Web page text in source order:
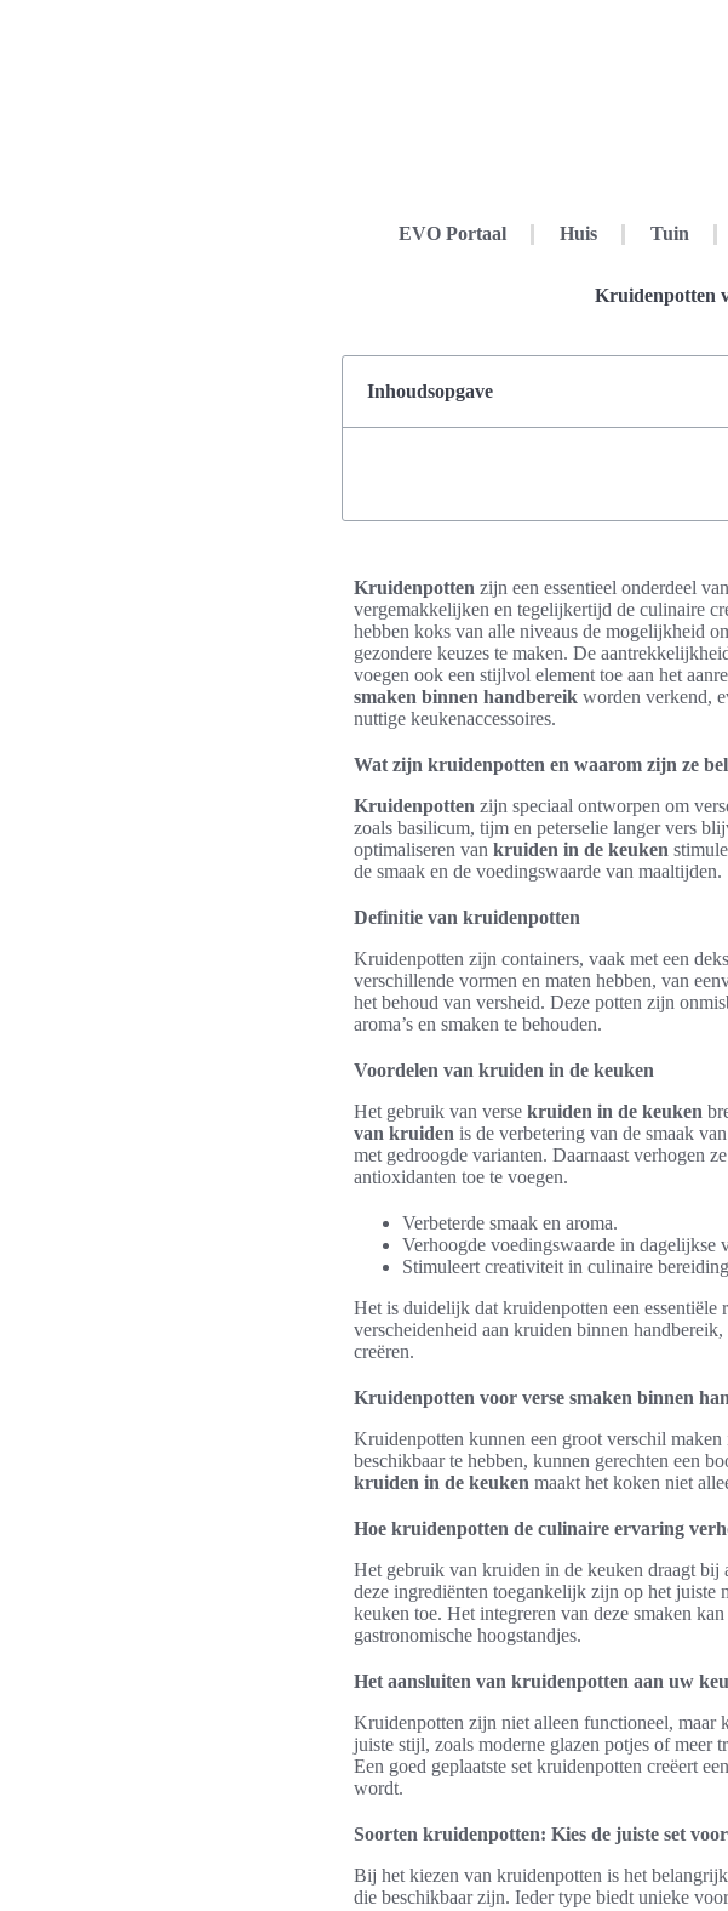
EVO Portaal Huis Tuin
Kruidenpotten
Inhoudsopgave
Kruidenpotten zijn een essentieel onderdeel
vergemakkelijken en tegelijkertijd de culinaire
hebben koks van alle niveaus de mogelijkheid
gezondere keuzes te maken. De
voegen ook een stijlvol element toe aan het
smaken binnen handbereik worden verkend,
nuttige keukenaccessoires.
Wat zijn kruidenpotten en waarom zijn ze
Kruidenpotten zijn speciaal ontworpen om
zoals basilicum, tijm en peterselie langer vers
optimaliseren van kruiden in de keuken
de smaak en de voedingswaarde van maaltijden.
Definitie van kruidenpotten
Kruidenpotten zijn containers, vaak met een
verschillende vormen en maten hebben, van
het behoud van versheid. Deze potten zijn
aroma’s en smaken te behouden.
Voordelen van kruiden in de keuken
Het gebruik van verse kruiden in de keuken
van kruiden is de verbetering van de smaak
met gedroogde varianten. Daarnaast verhogen
antioxidanten toe te voegen.
Verbeterde smaak en aroma.
Verhoogde voedingswaarde in dagelijkse
Stimuleert creativiteit in culinaire
Het is duidelijk dat kruidenpotten een
verscheidenheid aan kruiden binnen
creëren.
Kruidenpotten voor verse smaken binnen
Kruidenpotten kunnen een groot verschil maken
beschikbaar te hebben, kunnen gerechten een
kruiden in de keuken maakt het koken niet
Hoe kruidenpotten de culinaire ervaring
Het gebruik van kruiden in de keuken draagt
deze ingrediënten toegankelijk zijn op het juiste
keuken toe. Het integreren van deze smaken
gastronomische hoogstandjes.
Het aansluiten van kruidenpotten aan uw
Kruidenpotten zijn niet alleen functioneel, maar
juiste stijl, zoals moderne glazen potjes of meer
Een goed geplaatste set kruidenpotten creëert
wordt.
Soorten kruidenpotten: Kies de juiste set
Bij het kiezen van kruidenpotten is het
die beschikbaar zijn. Ieder type biedt unieke